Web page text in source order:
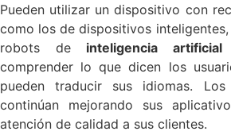
Pueden utilizar un dispositivo con
como los de dispositivos
robots de inteligencia artificial
comprender lo que dicen los
pueden traducir sus idiomas.
continúan mejorando sus
atención de calidad a sus clientes.